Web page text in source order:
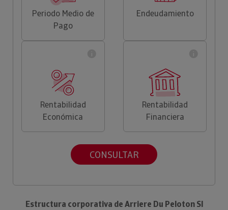
Periodo Medio de
Pago
Endeudamiento
Rentabilidad
Económica
Rentabilidad
Financiera
CONSULTAR
Estructura corporativa de Arriere Du Peloton Sl